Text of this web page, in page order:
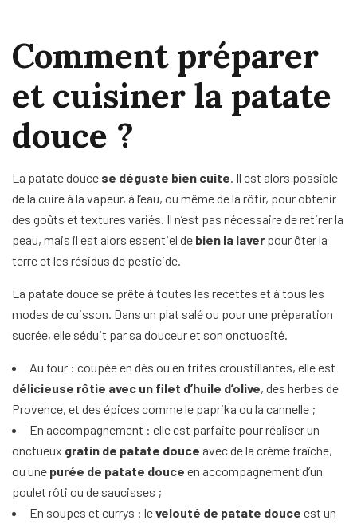
Comment préparer
et cuisiner la patate
douce ?
La patate douce se déguste bien cuite . Il est alors possible
de la cuire à la vapeur, à l’eau, ou même de la rôtir, pour obtenir
des goûts et textures variés. Il n’est pas nécessaire de retirer la
peau, mais il est alors essentiel de bien la laver pour ôter la
terre et les résidus de pesticide.
La patate douce se prête à toutes les recettes et à tous les
modes de cuisson. Dans un plat salé ou pour une préparation
sucrée, elle séduit par sa douceur et son onctuosité.
Au four : coupée en dés ou en frites croustillantes, elle est
délicieuse rôtie avec un filet d’huile d’olive, des herbes de
Provence, et des épices comme le paprika ou la cannelle ;
En accompagnement : elle est parfaite pour réaliser un
onctueux gratin de patate douce avec de la crème fraîche,
ou une purée de patate douce en accompagnement d’un
poulet rôti ou de saucisses ;
En soupes et currys : levelouté de patate douce est un